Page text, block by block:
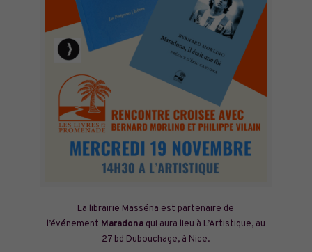
La librairie Masséna est partenaire de
l’événement Maradona qui aura lieu à L’Artistique, au
27 bd Dubouchage, à Nice.